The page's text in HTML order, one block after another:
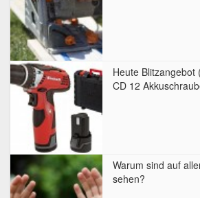
Heute Blitzangebot
CD 12
Warum sind auf
sehen?